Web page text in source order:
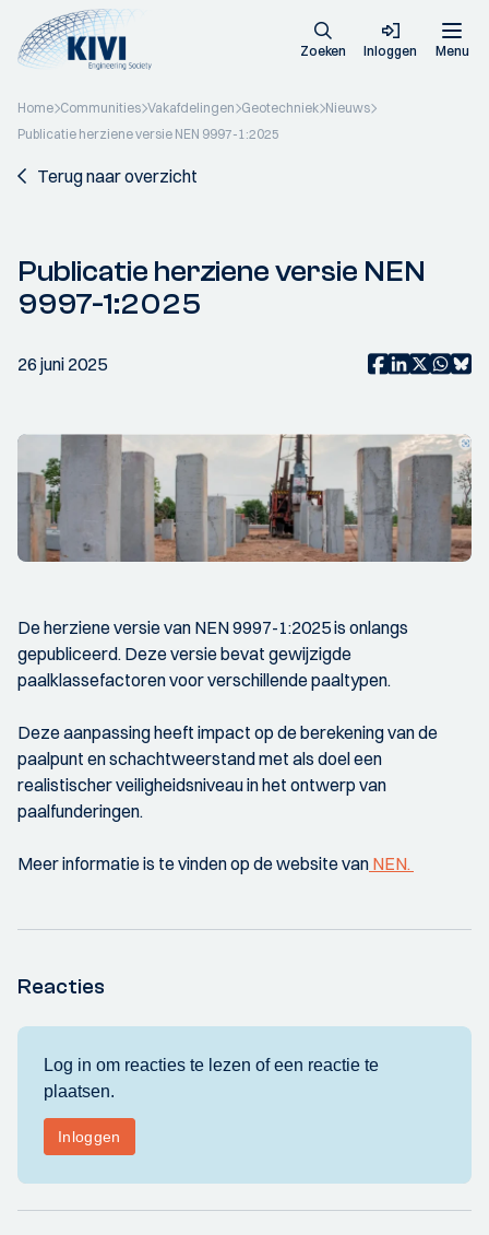
Zoeken Inloggen Menu
Home Communities Vakafdelingen Geotechniek Nieuws
Publicatie herziene versie NEN 9997-1:2025
Terug naar overzicht
Publicatie herziene versie NEN
9997-1:2025
26 juni 2025
De herziene versie van NEN 9997-1:2025 is onlangs
gepubliceerd. Deze versie bevat gewijzigde
paalklassefactoren voor verschillende paaltypen.
Deze aanpassing heeft impact op de berekening van de
paalpunt en schachtweerstand met als doel een
realistischer veiligheidsniveau in het ontwerp van
paalfunderingen.
Meer informatie is te vinden op de website van NEN.
Reacties